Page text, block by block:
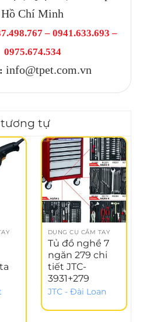
Hồ Chí Minh
– 0941.633.693 –
0975.674.534
info@tpet.com.vn
tương tự
DỤNG CỤ CẦM TAY
Tủ đồ nghề 7
ngăn 279 chi
tiết JTC-
3931+279
JTC - Đài Loan